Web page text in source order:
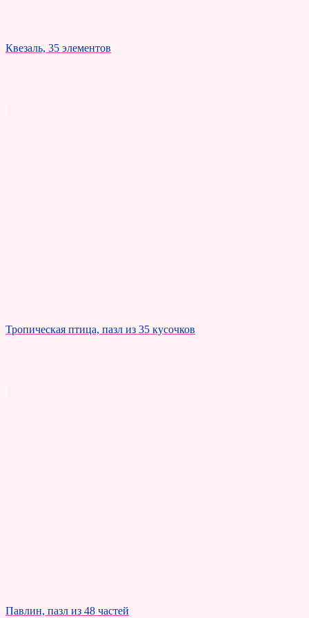
Квезаль, 35 элементов
Тропическая птица, пазл из 35 кусочков
Павлин, пазл из 48 частей